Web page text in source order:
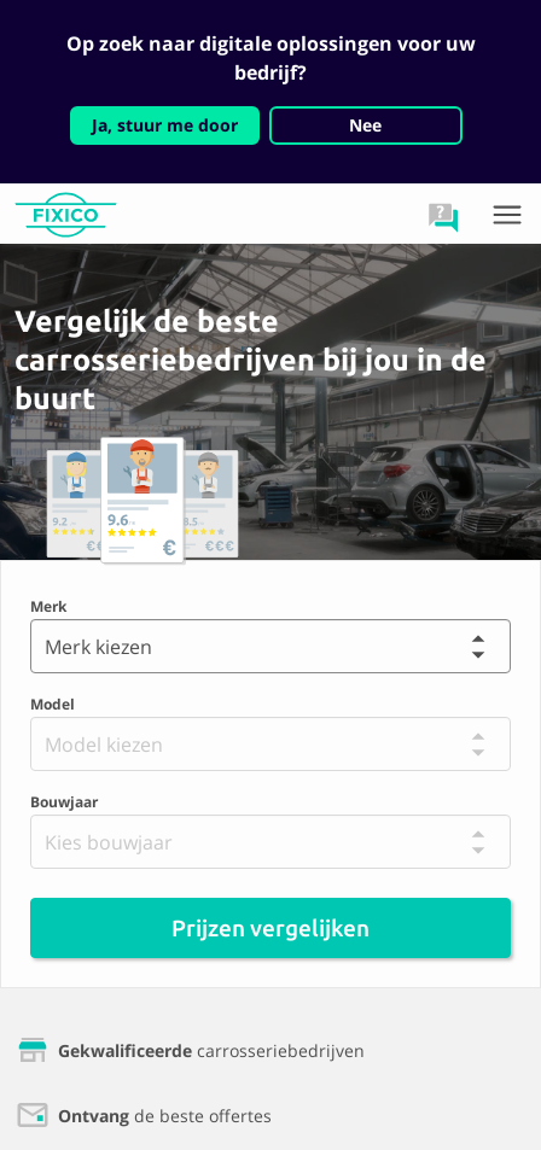
Op zoek naar digitale oplossingen voor uw
bedrijf?
Ja, stuur me door Nee
Vergelijk de beste
carrosseriebedrijven bij jou in de
buurt
Merk
Merk kiezen
Model
Model kiezen
Bouwjaar
Kies bouwjaar
Prijzen vergelijken
Gekwalificeerde carrosseriebedrijven
Ontvang de beste offertes